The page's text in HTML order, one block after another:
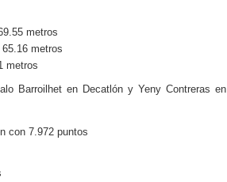
metros
metros
metros
Barroilhet en Decatlón y Yeny Contreras en
con 7.972 puntos